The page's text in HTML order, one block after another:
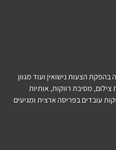
הצעות נישואין ועוד מגוון
מסיבת רווקות, אותיות
עובדים בפריסה ארצית ומגיעים